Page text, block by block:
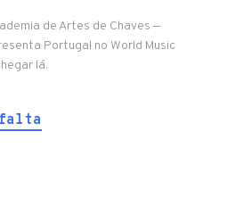
de Artes de Chaves —
Portugal no World Music
lá.